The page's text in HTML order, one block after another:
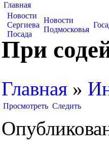
Главная
Новости
Сергиева
Посада
Новости
Подмосковья
При
Главная »
Просмотреть Следить